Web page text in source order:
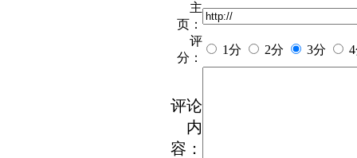
主
页：
评
分：
1分 2分 3分
评论
内
容：